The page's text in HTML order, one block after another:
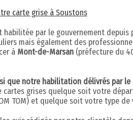
carte grise à Soustons
par le gouvernement depuis
mais également des
à Mont-de-Marsan(préfecture du
que notre habilitation délivrés par le
grises quelque soit votre
TOM) et quelque soit votre type de